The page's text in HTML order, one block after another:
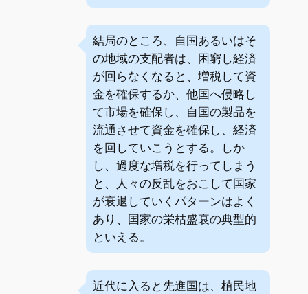
結局のところ、自国あるいはそ
の地域の支配者は、困窮し経済
が回らなくなると、増税して資
金を確保するか、他国へ侵略し
て市場を確保し、自国の製品を
流通させて資金を確保し、経済
を回していこうとする。しか
し、過度な増税を行ってしまう
と、人々の反乱をおこして国家
が衰退していくパターンはよく
あり、国家の栄枯盛衰の典型的
といえる。
近代に入ると先進国は、植民地